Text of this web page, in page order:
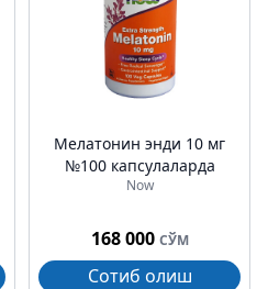
Мелатонин энди 10 мг
№100 капсулаларда
Now
168 000 СЎМ
Сотиб олиш